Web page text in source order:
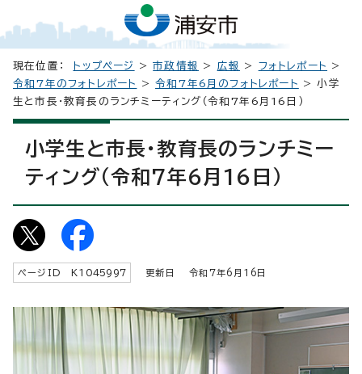
現在位置： トップページ >市政情報 > 広報 > フォトレポート
>
令和7年のフォトレポート
>令和7年6月のフォトレポート
> 小学
生と市長・教育長のランチミーティング（令和7年6月16日）
小学生と市長・教育長のランチミー
ティング（令和7年6月16日）
ページID K 1045997 更新日 令和7年6月 16 日